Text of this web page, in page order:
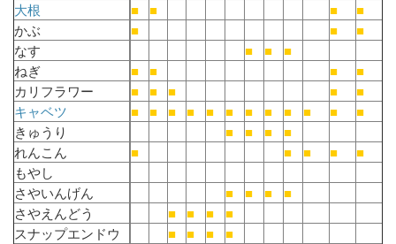
大根
■ ■ ■
■
かぶ
■ ■
■
なす
■ ■
■
ねぎ
■ ■ ■
■
カリフラワー
■ ■ ■ ■
■
キャベツ
■ ■ ■ ■ ■ ■ ■ ■ ■ ■ ■
■
きゅうり
■ ■ ■
■
れんこん
■ ■ ■ ■
■
もやし
さやいんげん
■ ■ ■
■
さやえんどう
■ ■ ■
■
スナップエンドウ
■ ■ ■
■